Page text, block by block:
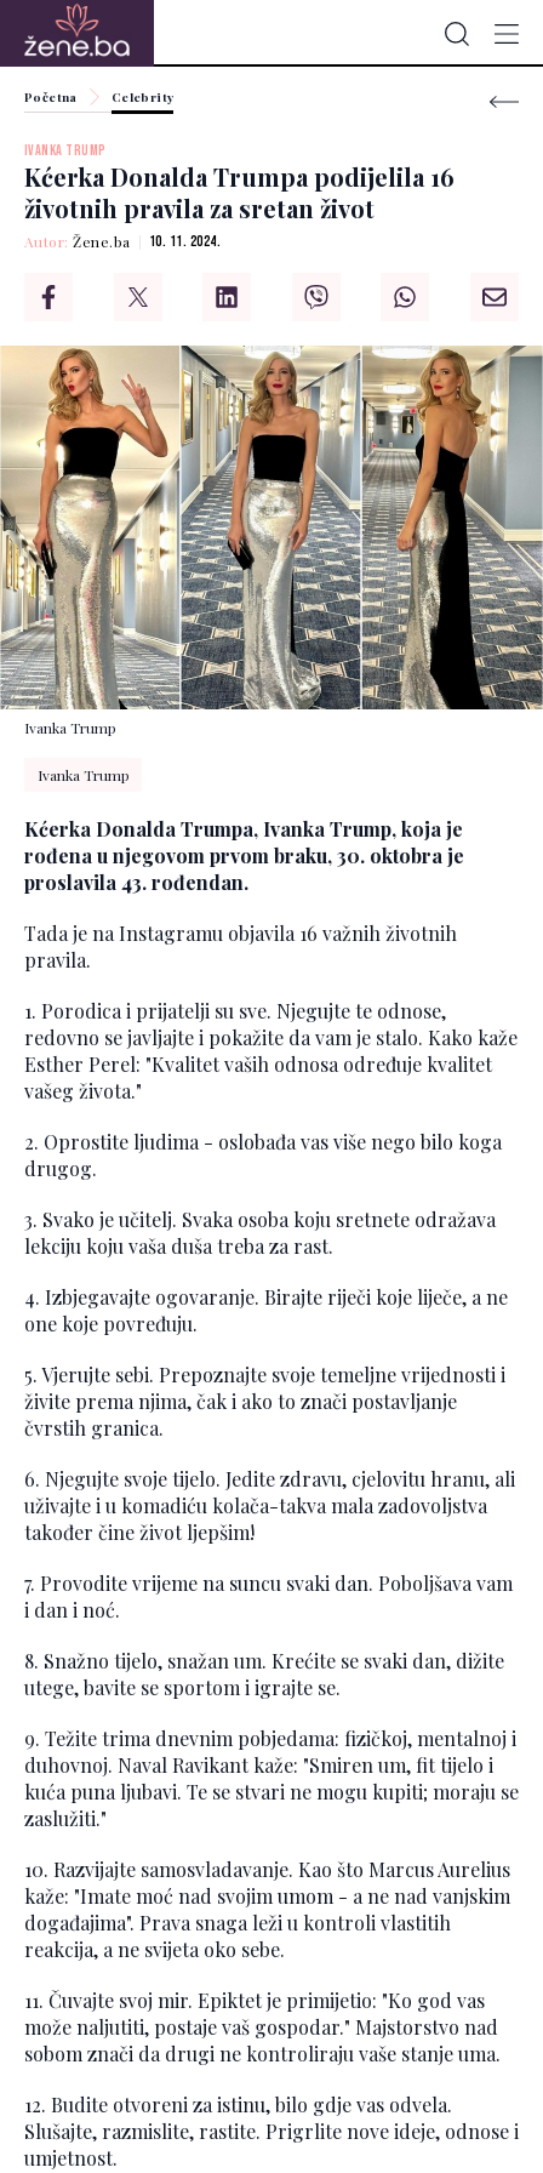
Početna Celebrity
IVANKA TRUMP
Kćerka Donalda Trumpa podijelila 16
životnih pravila za sretan život
Autor:Žene.ba 10. 11. 2024.
Ivanka Trump
Ivanka Trump
Kćerka Donalda Trumpa, Ivanka Trump, koja je
rođena u njegovom prvom braku, 30. oktobra je
proslavila 43. rođendan.
Tada je na Instagramu objavila 16 važnih životnih
pravila.
1. Porodica i prijatelji su sve. Njegujte te odnose,
redovno se javljajte i pokažite da vam je stalo. Kako kaže
Esther Perel: "Kvalitet vaših odnosa određuje kvalitet
vašeg života."
2. Oprostite ljudima - oslobađa vas više nego bilo koga
drugog.
3. Svako je učitelj. Svaka osoba koju sretnete odražava
lekciju koju vaša duša treba za rast.
4. Izbjegavajte ogovaranje. Birajte riječi koje liječe, a ne
one koje povređuju.
5. Vjerujte sebi. Prepoznajte svoje temeljne vrijednosti i
živite prema njima, čak i ako to znači postavljanje
čvrstih granica.
6. Njegujte svoje tijelo. Jedite zdravu, cjelovitu hranu, ali
uživajte i u komadiću kolača-takva mala zadovoljstva
također čine život ljepšim!
7. Provodite vrijeme na suncu svaki dan. Poboljšava vam
i dan i noć.
8. Snažno tijelo, snažan um. Krećite se svaki dan, dižite
utege, bavite se sportom i igrajte se.
9. Težite trima dnevnim pobjedama: fizičkoj, mentalnoj i
duhovnoj. Naval Ravikant kaže: "Smiren um, fit tijelo i
kuća puna ljubavi. Te se stvari ne mogu kupiti; moraju se
zaslužiti."
10. Razvijajte samosvladavanje. Kao što Marcus Aurelius
kaže: "Imate moć nad svojim umom - a ne nad vanjskim
događajima". Prava snaga leži u kontroli vlastitih
reakcija, a ne svijeta oko sebe.
11. Čuvajte svoj mir. Epiktet je primijetio: "Ko god vas
može naljutiti, postaje vaš gospodar." Majstorstvo nad
sobom znači da drugi ne kontroliraju vaše stanje uma.
12. Budite otvoreni za istinu, bilo gdje vas odvela.
Slušajte, razmislite, rastite. Prigrlite nove ideje, odnose i
umjetnost.